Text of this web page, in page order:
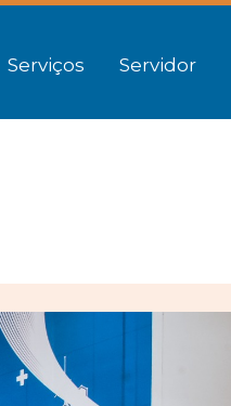
Serviços Servidor